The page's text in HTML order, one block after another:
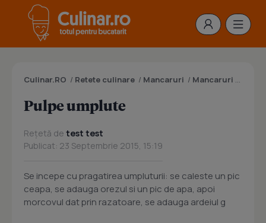
Culinar.RO / Retete culinare / Mancaruri / Mancaruri cu carne
Pulpe umplute
Rețetă de test test
Publicat: 23 Septembrie 2015, 15:19
Se incepe cu pragatirea umpluturii: se caleste un pic
ceapa, se adauga orezul si un pic de apa, apoi
morcovul dat prin razatoare, se adauga ardeiul g